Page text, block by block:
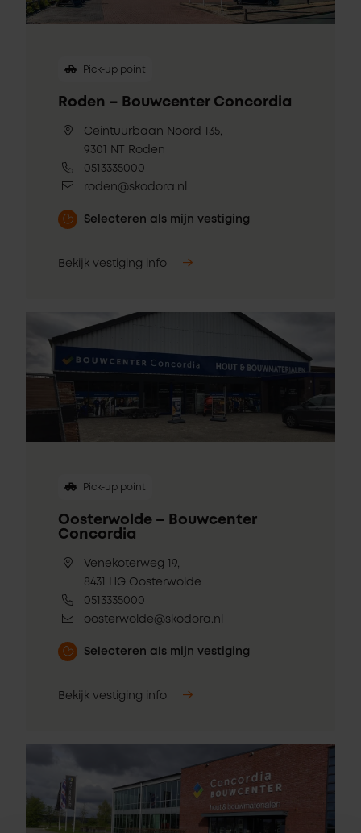
Pick-up point
Roden – Bouwcenter Concordia
Ceintuurbaan Noord 135,
9301 NT Roden
0513335000
roden@skodora.nl
Selecteren als mijn vestiging
Bekijk vestiging info
Pick-up point
Oosterwolde – Bouwcenter
Concordia
Venekoterweg 19,
8431 HG Oosterwolde
0513335000
oosterwolde@skodora.nl
Selecteren als mijn vestiging
Bekijk vestiging info